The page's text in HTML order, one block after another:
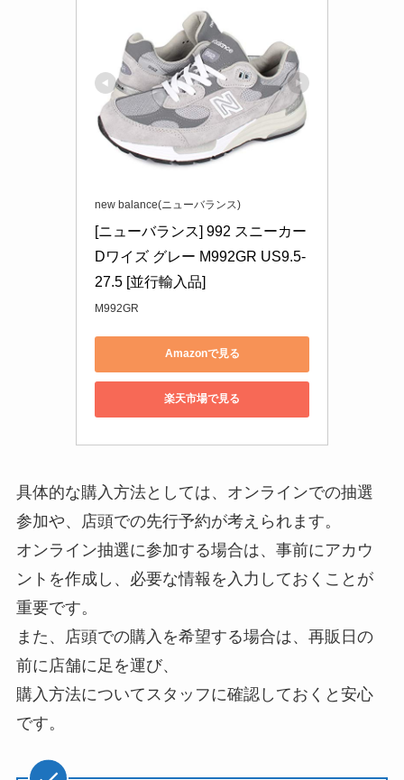
new balance(ニューバランス)
[ニューバランス] 992 スニーカー
Dワイズ グレー M992GR US9.5-
27.5 [並行輸入品]
M992GR
Amazonで見る
楽天市場で見る
具体的な購入方法としては、オンラインでの抽選
参加や、店頭での先行予約が考えられます。
オンライン抽選に参加する場合は、事前にアカウ
ントを作成し、必要な情報を入力しておくことが
重要です。
また、店頭での購入を希望する場合は、再販日の
前に店舗に足を運び、
購入方法についてスタッフに確認しておくと安心
です。